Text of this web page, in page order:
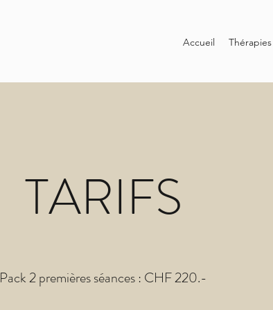
Accueil Thérapies
TARIFS
Pack 2 premières séances : CHF 220.-